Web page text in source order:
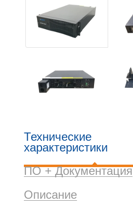
Технические
характеристики
ПО + Документация
Описание